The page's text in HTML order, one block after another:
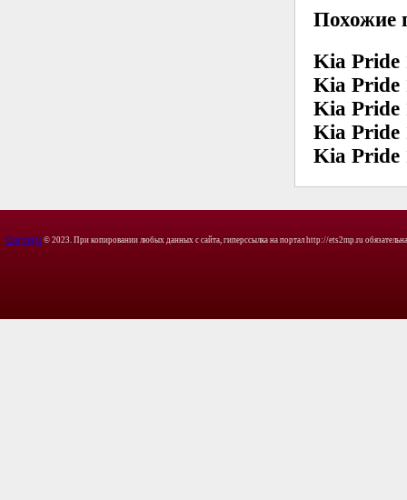
Похожие
Kia Pride
Kia Pride
Kia Pride
Kia Pride
Kia Pride
Copyright © 2023. При копировании любых данных с сайта, гиперссылка на портал http://ets2mp.ru